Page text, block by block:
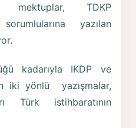
mektuplar, TDKP
yazılan
kadarıyla IKDP ve
iki yönlü yazışmalar,
Türk istihbaratının